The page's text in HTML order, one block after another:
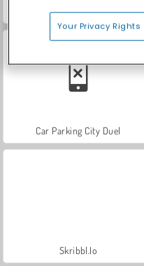
Hidden Object: Street of Secrets
Car Parking City Duel
Skribbl.Io
Your Privacy Rights